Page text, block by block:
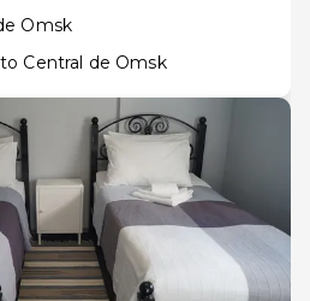
Omsk
Central de Omsk